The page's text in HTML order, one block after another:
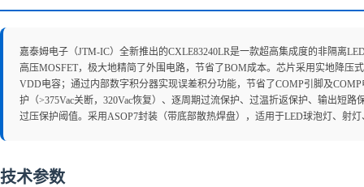
嘉泰姆电子（JTM-IC）全新推出的CXLE83240LR是一款超高集成度的非隔离
高压MOSFET，极大地精简了外围电路，节省了BOM成本。芯片采用实地降
VDD电容；通过内部数字积分器实现误差积分功能，节省了COMP引脚及
护（>375Vac关断，320Vac恢复）、逐周期过流保护、过温折返保护、输出短
过压保护阈值。采用ASOP7封装（带底部散热焊盘），适用于LED球泡灯、射
技术参数